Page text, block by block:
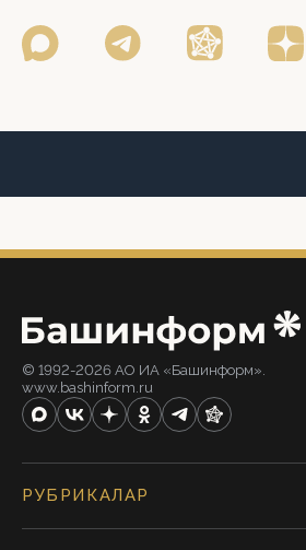
© 1992-2026 АО ИА «Башинформ».
www.bashinform.ru
РУБРИКАЛАР